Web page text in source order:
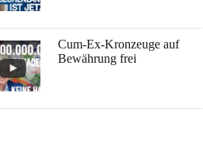
Cum-Ex-Kronzeuge auf
Bewährung frei